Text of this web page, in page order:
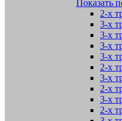
Показать
2-х
3-х
3-х
3-х
3-х
2-х
3-х
2-х
3-х
2-х